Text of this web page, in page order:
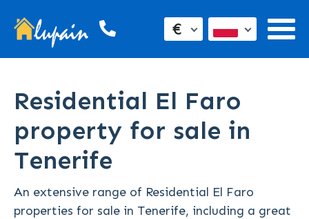
€
Residential El Faro
property for sale in
Tenerife
An extensive range of Residential El Faro
properties for sale in Tenerife, including a great